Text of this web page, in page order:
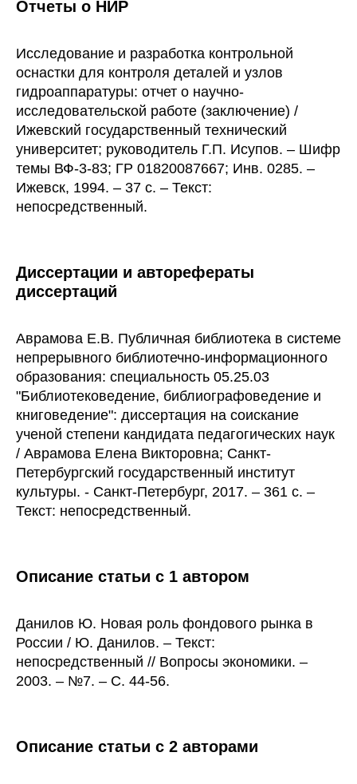
Отчеты о НИР
Исследование и разработка контрольной
оснастки для контроля деталей и узлов
гидроаппаратуры: отчет о научно-
исследовательской работе (заключение) /
Ижевский государственный технический
университет; руководитель Г.П. Исупов. – Шифр
темы ВФ-3-83; ГР 01820087667; Инв. 0285. –
Ижевск, 1994. – 37 с. – Текст:
непосредственный.
Диссертации и авторефераты
диссертаций
Аврамова Е.В. Публичная библиотека в системе
непрерывного библиотечно-информационного
образования: специальность 05.25.03
"Библиотековедение, библиографоведение и
книговедение": диссертация на соискание
ученой степени кандидата педагогических наук
/ Аврамова Елена Викторовна; Санкт-
Петербургский государственный институт
культуры. - Санкт-Петербург, 2017. – 361 с. –
Текст: непосредственный.
Описание статьи с 1 автором
Данилов Ю. Новая роль фондового рынка в
России / Ю. Данилов. – Текст:
непосредственный // Вопросы экономики. –
2003. – №7. – С. 44-56.
Описание статьи с 2 авторами